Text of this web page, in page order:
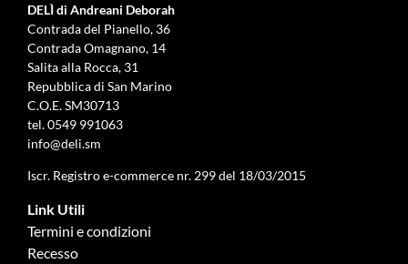
DELÌ di Andreani Deborah
Contrada del Pianello, 36
Contrada Omagnano, 14
Salita alla Rocca, 31
Repubblica di San Marino
C.O.E. SM30713
tel.0549 991063
info@deli.sm
Iscr. Registro e-commerce nr. 299 del 18/03/2015
Link Utili
Termini e condizioni
Recesso